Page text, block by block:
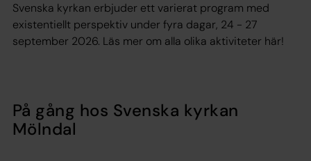
Svenska kyrkan erbjuder ett varierat program med
existentiellt perspektiv under fyra dagar, 24 - 27
september 2026. Läs mer om alla olika aktiviteter här!
På gång hos Svenska kyrkan
Mölndal